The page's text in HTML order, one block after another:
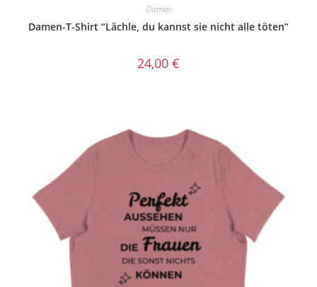
Damen
Damen-T-Shirt “Lächle, du kannst sie nicht alle töten”
24,00 €